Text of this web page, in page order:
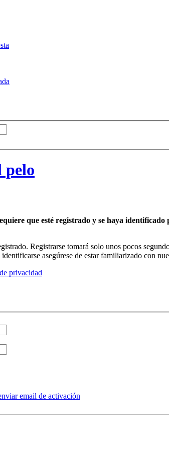
que esté registrado y se haya identificado
Registrarse tomará solo unos pocos
asegúrese de estar familiarizado con
privacidad
email de activación